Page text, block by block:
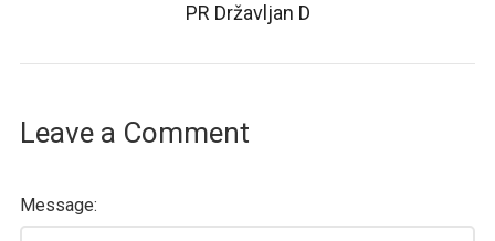
PR Državljan D
Leave a Comment
Message: